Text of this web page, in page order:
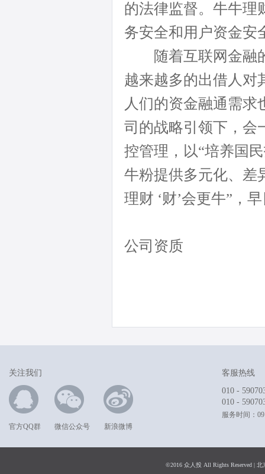
的法律监督。牛牛理
务安全和用户资金安
随着互联网金融的
越来越多的出借人对
人们的资金融通需
司的战略引领下，会
控管理，以“培养国
牛粉提供多元化、差
理财 ‘财’会更牛”，
公司资质
关注我们
官方QQ群 微信公众号 新浪微博
客服热线
010 -
010 -
服务时间：
©2016 众人投 All Rights Reserved |